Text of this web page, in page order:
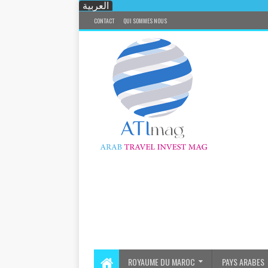
العربية
CONTACT QUI SOMMES NOUS
ROYAUME DU MAROC PAYS ARABES